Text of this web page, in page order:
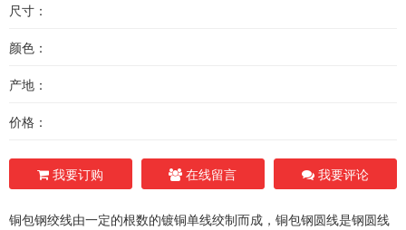
尺寸：
颜色：
产地：
价格：
我要订购 在线留言 我要评论
铜包钢绞线由一定的根数的镀铜单线绞制而成，铜包钢圆线是钢圆线